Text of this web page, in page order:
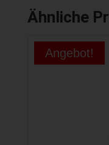
Ähnliche
Angebot!